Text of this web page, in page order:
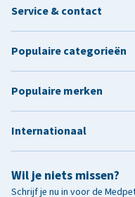
Wil je niets missen?
Schrijf je nu in voor de
Service & contact
Populaire categorieën
Populaire merken
Internationaal